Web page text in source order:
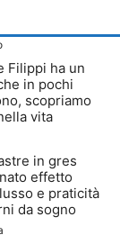
Filippi ha un
in pochi
scopriamo
vita
in gres
effetto
e praticità
da sogno